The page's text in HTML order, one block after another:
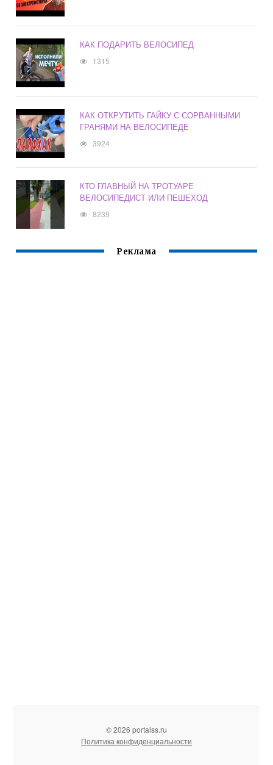
КАК ПОДАРИТЬ ВЕЛОСИПЕД
1315
КАК ОТКРУТИТЬ ГАЙКУ С СОРВАННЫМИ
ГРАНЯМИ НА ВЕЛОСИПЕДЕ
3924
КТО ГЛАВНЫЙ НА ТРОТУАРЕ
ВЕЛОСИПЕДИСТ ИЛИ ПЕШЕХОД
8239
Реклама
© 2026 portalss.ru
Политика конфиденциальности